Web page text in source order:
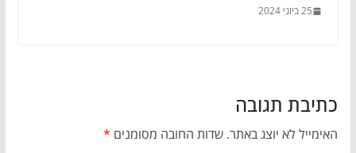
25 ביוני 2024
כתיבת תגובה
האימייל לא יוצג באתר. שדות החובה מסומנים *